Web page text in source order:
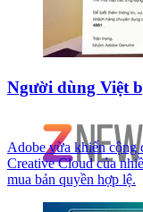
Người dùng Việt
Adobe vừa khiến cộng
Creative Cloud của
mua bản quyền hợp lệ.